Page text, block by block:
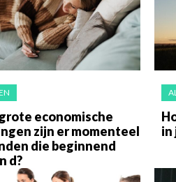
economische
zijn er momenteel
die beginnend
d?
in